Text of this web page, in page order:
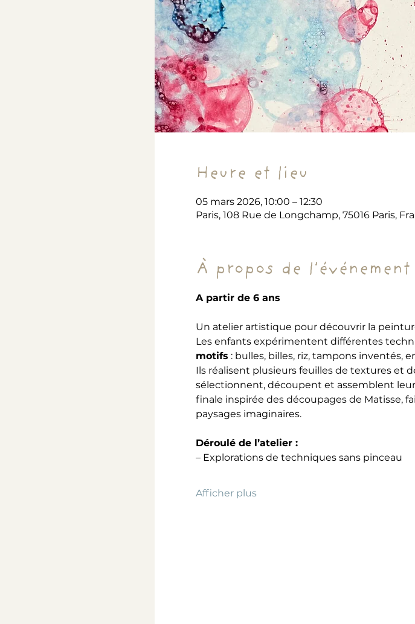
Heure et lieu
05 mars 2026, 10:00 – 12:30
Paris, 108 Rue de Longchamp, 75016 Paris,
À propos de l'événement
A partir de 6 ans
Un atelier artistique pour découvrir la
Les enfants expérimentent différentes
motifs : bulles, billes, riz, tampons inventés,
Ils réalisent plusieurs feuilles de textures et
sélectionnent, découpent et assemblent
finale inspirée des découpages de Matisse,
paysages imaginaires.
Déroulé de l’atelier :
– Explorations de techniques sans pinceau
Afficher plus